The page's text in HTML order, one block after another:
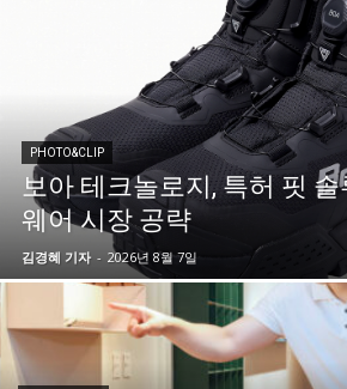
PHOTO&CLIP
보아 테크놀로지, 특허 핏
웨어 시장 공략
김경혜 기자 - 2026년 8월 7일